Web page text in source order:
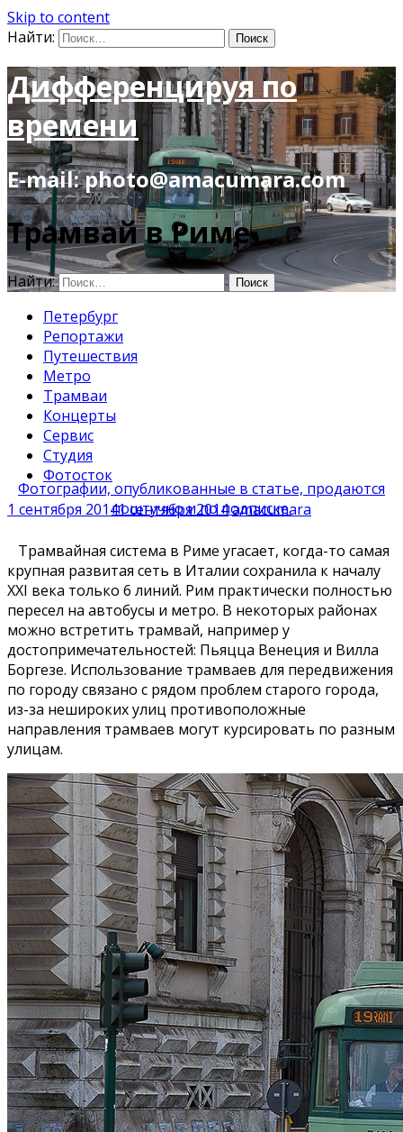
Skip to content
Найти:
Дифференцируя по
времени
E-mail: photo@amacumara.com
Трамвай в Риме
Найти:
Петербург
Репортажи
Путешествия
Метро
Трамваи
Концерты
Сервис
Студия
Фотосток
1 сентября 20141 сентября 2014amacumara
Фотографии, опубликованные в статье, продаются
поштучно и по подписке.
Трамвайная система в Риме угасает, когда-то самая
крупная развитая сеть в Италии сохранила к началу
XXI века только 6 линий. Рим практически полностью
пересел на автобусы и метро. В некоторых районах
можно встретить трамвай, например у
достопримечательностей: Пьяцца Венеция и Вилла
Боргезе. Использование трамваев для передвижения
по городу связано с рядом проблем старого города,
из-за нешироких улиц противоположные
направления трамваев могут курсировать по разным
улицам.